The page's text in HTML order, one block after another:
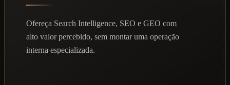
Ofereça Search Intelligence, SEO e GEO com
alto valor percebido, sem montar uma operação
interna especializada.